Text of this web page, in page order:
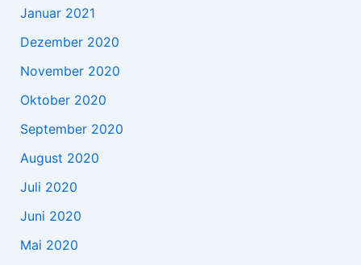
Januar 2021
Dezember 2020
November 2020
Oktober 2020
September 2020
August 2020
Juli 2020
Juni 2020
Mai 2020